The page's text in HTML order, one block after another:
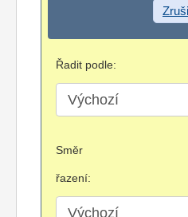
Řadit podle:
Směr
řazení: